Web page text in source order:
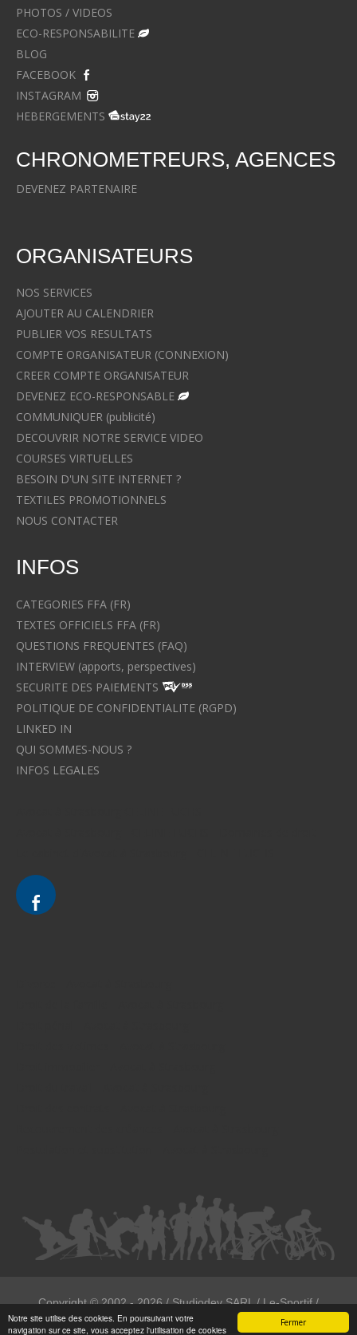
Fermer
Notre site utilise des cookies. En poursuivant votre
navigation sur ce site, vous acceptez l'utilisation de cookies
PHOTOS / VIDEOS
ECO-RESPONSABILITE
BLOG
FACEBOOK
INSTAGRAM
HEBERGEMENTS
CHRONOMETREURS, AGENCES
DEVENEZ PARTENAIRE
ORGANISATEURS
NOS SERVICES
AJOUTER AU CALENDRIER
PUBLIER VOS RESULTATS
COMPTE ORGANISATEUR (CONNEXION)
CREER COMPTE ORGANISATEUR
DEVENEZ ECO-RESPONSABLE
COMMUNIQUER (publicité)
DECOUVRIR NOTRE SERVICE VIDEO
COURSES VIRTUELLES
BESOIN D'UN SITE INTERNET ?
TEXTILES PROMOTIONNELS
NOUS CONTACTER
INFOS
CATEGORIES FFA (FR)
TEXTES OFFICIELS FFA (FR)
QUESTIONS FREQUENTES (FAQ)
INTERVIEW (apports, perspectives)
SECURITE DES PAIEMENTS
POLITIQUE DE CONFIDENTIALITE (RGPD)
LINKED IN
QUI SOMMES-NOUS ?
INFOS LEGALES
Copyright ©2002 - 2026/ Studiodev SARL / Le-Sportif /
Registration4all